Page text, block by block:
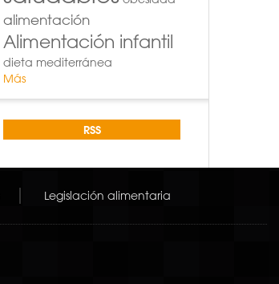
alimentación
Alimentación infantil
dieta mediterránea
Más
RSS
Legislación alimentaria